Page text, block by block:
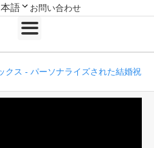
語 お問い合わせ
クス - パーソナライズされた結婚祝